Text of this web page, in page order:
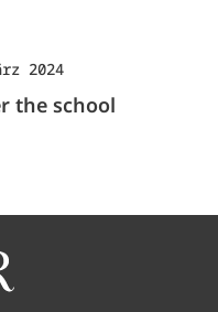
2024
the school